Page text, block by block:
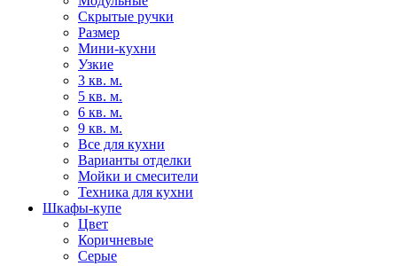
Скрытые ручки
Размер
Мини-кухни
Узкие
3 кв. м.
5 кв. м.
6 кв. м.
9 кв. м.
Все для кухни
Варианты отделки
Мойки и смесители
Техника для кухни
Шкафы-купе
Цвет
Коричневые
Серые